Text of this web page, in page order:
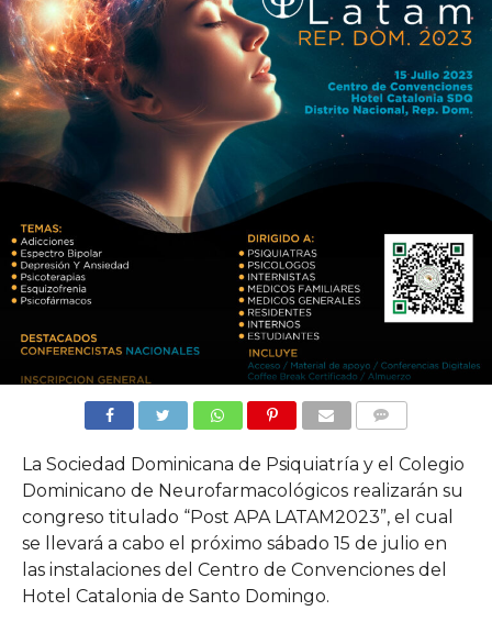
La Sociedad Dominicana de Psiquiatría y el Colegio
Dominicano de Neurofarmacológicos realizarán su
congreso titulado “Post APA LATAM2023”, el cual
se llevará a cabo el próximo sábado 15 de julio en
las instalaciones del Centro de Convenciones del
Hotel Catalonia de Santo Domingo.